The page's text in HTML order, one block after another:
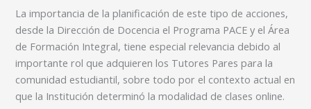
La importancia de la planificación de este tipo de acciones,
desde la Dirección de Docencia el Programa PACE y el Área
de Formación Integral, tiene especial relevancia debido al
importante rol que adquieren los Tutores Pares para la
comunidad estudiantil, sobre todo por el contexto actual en
que la Institución determinó la modalidad de clases online.